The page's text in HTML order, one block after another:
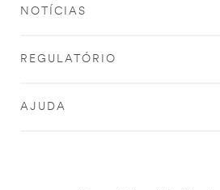
NOTÍCIAS
REGULATÓRIO
AJUDA